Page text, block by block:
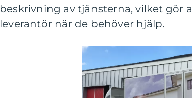
beskrivning av tjänsterna, vilket gör
leverantör när de behöver hjälp.